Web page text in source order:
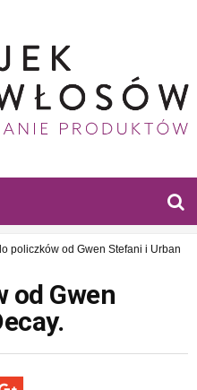
policzków od Gwen Stefani i Urban
od Gwen